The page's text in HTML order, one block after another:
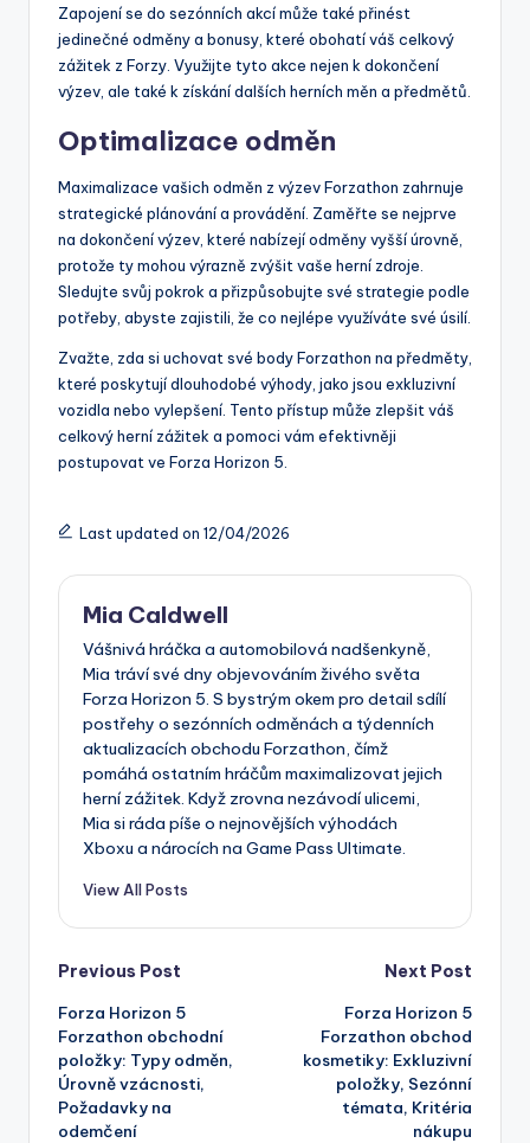
Zapojení se do sezónních akcí může také přinést
jedinečné odměny a bonusy, které obohatí váš celkový
zážitek z Forzy. Využijte tyto akce nejen k dokončení
výzev, ale také k získání dalších herních měn a předmětů.
Optimalizace odměn
Maximalizace vašich odměn z výzev Forzathon zahrnuje
strategické plánování a provádění. Zaměřte se nejprve
na dokončení výzev, které nabízejí odměny vyšší úrovně,
protože ty mohou výrazně zvýšit vaše herní zdroje.
Sledujte svůj pokrok a přizpůsobujte své strategie podle
potřeby, abyste zajistili, že co nejlépe využíváte své úsilí.
Zvažte, zda si uchovat své body Forzathon na předměty,
které poskytují dlouhodobé výhody, jako jsou exkluzivní
vozidla nebo vylepšení. Tento přístup může zlepšit váš
celkový herní zážitek a pomoci vám efektivněji
postupovat ve Forza Horizon 5.
Last updated on 12/04/2026
Mia Caldwell
Vášnivá hráčka a automobilová nadšenkyně,
Mia tráví své dny objevováním živého světa
Forza Horizon 5. S bystrým okem pro detail sdílí
postřehy o sezónních odměnách a týdenních
aktualizacích obchodu Forzathon, čímž
pomáhá ostatním hráčům maximalizovat jejich
herní zážitek. Když zrovna nezávodí ulicemi,
Mia si ráda píše o nejnovějších výhodách
Xboxu a nárocích na Game Pass Ultimate.
View All Posts
Post
navigation
Previous Post
Forza Horizon 5
Forzathon obchodní
položky: Typy odměn,
Úrovně vzácnosti,
Požadavky na
odemčení
Next Post
Forza Horizon 5
Forzathon obchod
kosmetiky: Exkluzivní
položky, Sezónní
témata, Kritéria
nákupu